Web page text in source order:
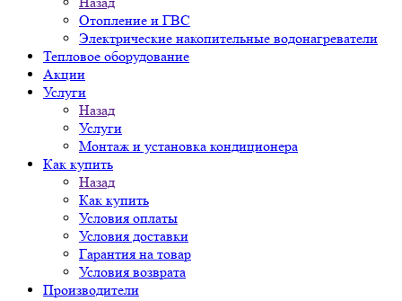
Отопление и ГВС
Электрические накопительные водонагреватели
Тепловое оборудование
Акции
Услуги
Назад
Услуги
Монтаж и установка кондиционера
Как купить
Назад
Как купить
Условия оплаты
Условия доставки
Гарантия на товар
Условия возврата
Производители